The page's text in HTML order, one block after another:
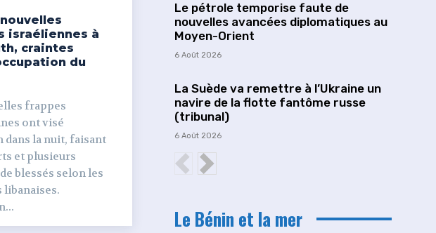
israéliennes à
craintes
du
frappes
ont visé
dans la nuit, faisant
et plusieurs
blessés selon les
libanaises.
Le pétrole temporise faute de
nouvelles avancées diplomatiques au
Moyen-Orient
6 Août 2026
La Suède va remettre à l’Ukraine un
navire de la flotte fantôme russe
(tribunal)
6 Août 2026
Le Bénin et la mer